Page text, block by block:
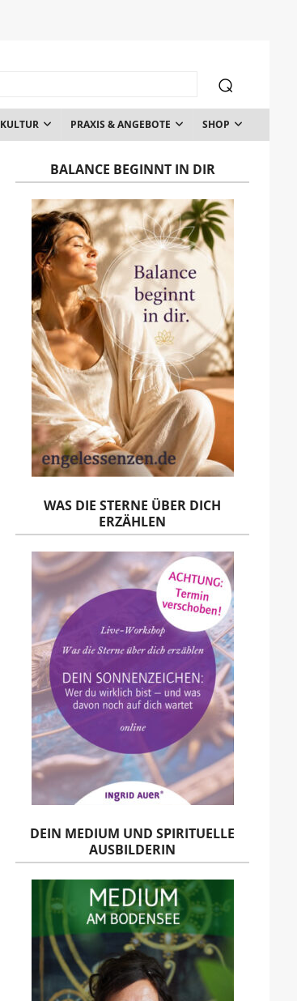
KULTUR PRAXIS & ANGEBOTE SHOP
BALANCE BEGINNT IN DIR
WAS DIE STERNE ÜBER DICH
ERZÄHLEN
DEIN MEDIUM UND SPIRITUELLE
AUSBILDERIN